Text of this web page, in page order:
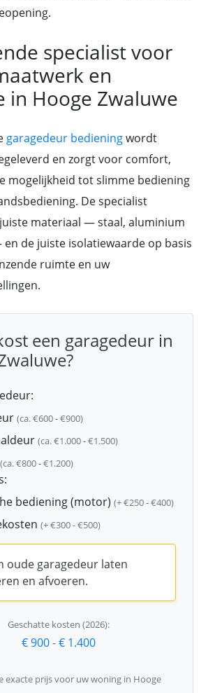
specialist voor
en
in Hooge Zwaluwe
garagedeur bedieningwordt
en zorgt voor comfort,
mogelijkheid tot slimme bediening
De specialist
materiaal — staal, aluminium
de juiste isolatiewaarde op basis
ruimte en uw
een garagedeur in
(ca. €600 - €900)
(ca. €1.000 - €1.500)
(ca. €800 - €1.200)
bediening (motor) (+ €250 - €400)
(+ €300 - €500)
oude garagedeur laten
en afvoeren.
Geschatte kosten (2026):
€ 900-€ 1.400
exacte prijs voor uw woning in Hooge